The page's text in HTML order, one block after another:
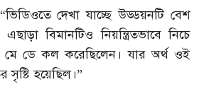
দেখা যাচ্ছে উড্ডয়নটি বেশ
বিমানটিও নিয়ন্ত্রিতভাবে নিচে
ডে কল করেছিলেন। যার অর্থ ওই
সৃষ্টি হয়েছিল।”